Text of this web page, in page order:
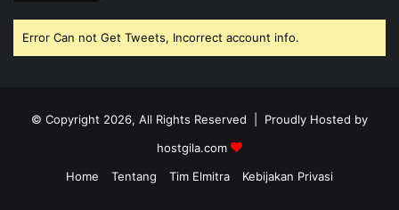
Error Can not Get Tweets, Incorrect account info.
© Copyright 2026, All Rights Reserved | Proudly Hosted by
hostgila.com
Home
Tentang Tim Elmitra Kebijakan Privasi